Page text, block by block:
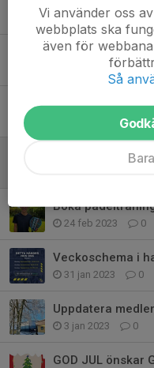
2 jan 2024 0
Sista
18 dec 2023 0
Ligaspel i
0
Lördag
Boka
24 feb 2023 0
Veckoschema i
31 jan 2023 0
Uppdatera
3 jan 2023 0
GOD JUL önskar
Vi använder oss
webbplats ska
även för
Så